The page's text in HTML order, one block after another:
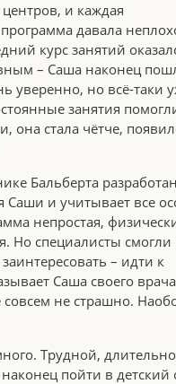
и каждая
давала
курс занятий
– Саша наконец
уверенно, но всё-таки
занятия
она стала чётче,
Бальберта разработан
и учитывает все
непростая,
Но специалисты
– идти к
Саша своего
совсем не страшно.
Трудной,
пойти в детский